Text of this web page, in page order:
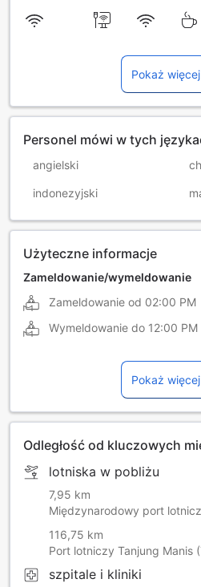
Pokaż
Personel mówi w tych
angielski
indonezyjski
Użyteczne informacje
Zameldowanie/wymeldowanie
Zameldowanie od 02:00 PM
Wymeldowanie do 12:00 PM
Pokaż
Odległość od kluczowych
lotniska w pobliżu
7,95 km
Międzynarodowy port
116,75 km
Port lotniczy Tanjung Manis
szpitale i kliniki